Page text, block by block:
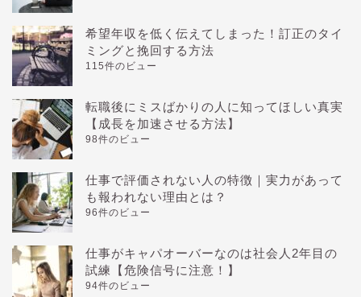
希望年収を低く伝えてしまった！訂正のタイ
ミングと挽回する方法
115件のビュー
転職後にミスばかりの人に知ってほしい真実
【成長を加速させる方法】
98件のビュー
仕事で評価されない人の特徴｜実力があって
も報われない理由とは？
96件のビュー
仕事がキャパオーバーなのは社会人2年目の
試練【危険信号に注意！】
94件のビュー